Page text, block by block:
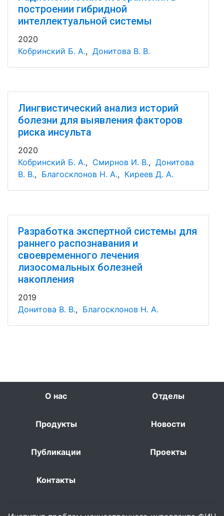
построении гибридной
интеллектуальной системы
2020
Кобринский Б. А., Донитова В. В.
Лингвистический анализ историй
болезни для выявления факторов
риска инсульта
2020
Кобринский Б. А., Смирнов И. В., Донитова
В. В., Благосклонов Н. А., Киреев Д. А.
Разработка экспертной системы для
раннего распознавания и
своевременного лечения
лизосомальных болезней
накопления
2019
Донитова В. В., Благосклонов Н. А.
О нас Отделы
Продукты Новости
Публикации Проекты
Контакты